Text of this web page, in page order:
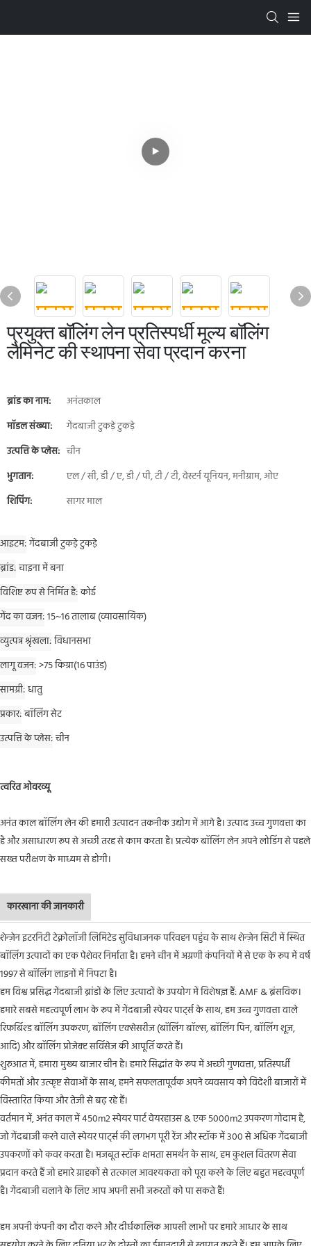
प्रयुक्त बॉलिंग लेन प्रतिस्पर्धी मूल्य बॉलिंग
लैमिनेट की स्थापना सेवा प्रदान करना
ब्रांड का नाम:
अनंतकाल
मॉडल संख्या:
गेंदबाजी टुकड़े टुकड़े
उत्पत्ति के प्लेस: चीन
भुगतान:
एल / सी, डी / ए, डी / पी, टी / टी, वेस्टर्न यूनियन, मनीग्राम, ओए
शिपिंग:
सागर माल
आइटम गेंदबाजी टुकड़े टुकड़े
ब्रांड चाइना में बना
विशिष्ट रूप से निर्मित है कोई
गेंद का वजन 15~16 तालाब (व्यावसायिक)
व्युत्पन्न श्रृंखला विधानसभा
लागू वजन >75 किग्रा(16 पाउंड)
सामग्री धातु
प्रकार बॉलिंग सेट
उत्पत्ति के प्लेस चीन
त्वरित ओवरव्यू
अनंत काल बॉलिंग लेन की हमारी उत्पादन तकनीक उद्योग में आगे है। उत्पाद उच्च गुणवत्ता का
है और असाधारण रूप से अच्छी तरह से काम करता है। प्रत्येक बॉलिंग लेन अपने लोडिंग से पहले
सख्त परीक्षण के माध्यम से होगी।
कारखाना की जानकारी
शेन्ज़ेन इटरनिटी टेक्नोलॉजी लिमिटेड सुविधाजनक परिवहन पहुंच के साथ शेन्ज़ेन सिटी में स्थित
बॉलिंग उत्पादों का एक पेशेवर निर्माता है। हमने चीन में अग्रणी कंपनियों में से एक के रूप में वर्ष
1997 से बॉलिंग लाइनों में निपटा है।
हम विश्व प्रसिद्ध गेंदबाजी ब्रांडों के लिए उत्पादों के उपयोग में विशेषज्ञ हैं: AMF & ब्रंसविक।
हमारे सबसे महत्वपूर्ण लाभ के रूप में गेंदबाजी स्पेयर पार्ट्स के साथ, हम उच्च गुणवत्ता वाले
रिफर्बिश्ड बॉलिंग उपकरण, बॉलिंग एक्सेसरीज (बॉलिंग बॉल्स, बॉलिंग पिन, बॉलिंग शूज़,
आदि) और बॉलिंग प्रोजेक्ट सर्विसेज की आपूर्ति करते हैं।
शुरुआत में, हमारा मुख्य बाजार चीन है। हमारे सिद्धांत के रूप में अच्छी गुणवत्ता, प्रतिस्पर्धी
कीमतों और उत्कृष्ट सेवाओं के साथ, हमने सफलतापूर्वक अपने व्यवसाय को विदेशी बाजारों में
विस्तारित किया और तेजी से बढ़ रहे हैं।
वर्तमान में, अनंत काल में 450m2 स्पेयर पार्ट वेयरहाउस & एक 5000m2 उपकरण गोदाम है,
जो गेंदबाजी करने वाले स्पेयर पार्ट्स की लगभग पूरी रेंज और स्टॉक में 300 से अधिक गेंदबाजी
उपकरणों को कवर करता है। मजबूत स्टॉक क्षमता समर्थन के साथ, हम कुशल वितरण सेवा
प्रदान करते हैं जो हमारे ग्राहकों से तत्काल आवश्यकता को पूरा करने के लिए बहुत महत्वपूर्ण
है। गेंदबाजी चलाने के लिए आप अपनी सभी जरूरतों को पा सकते हैं!
हम अपनी कंपनी का दौरा करने और दीर्घकालिक आपसी लाभों पर हमारे आधार के साथ